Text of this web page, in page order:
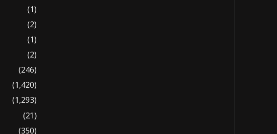
(1)
(2)
(1)
(2)
(246)
(1,420)
(1,293)
(21)
(350)